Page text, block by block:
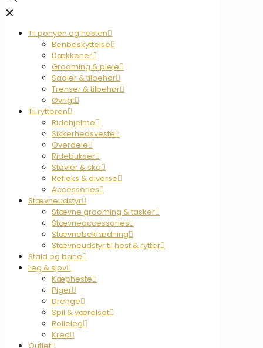
✕
Til ponyen og hesten
Benbeskyttelse
Dækkener
Grooming & pleje
Sadler & tilbehør
Trenser & tilbehør
Øvrigt
Til rytteren
Ridehjelme
Sikkerhedsveste
Overdele
Ridebukser
Støvler & sko
Refleks & diverse
Accessories
Stævneudstyr
Stævne grooming & tasker
Stævneaccessories
Stævnebeklædning
Stævneudstyr til hest & rytter
Stald og bane
Leg & sjov
Kæpheste
Piger
Drenge
Spil & værelset
Rolleleg
Krea